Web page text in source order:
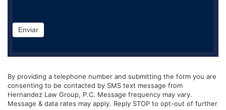
Enviar
By providing a telephone number and submitting the form you are
consenting to be contacted by SMS text message from
Hernandez Law Group, P.C. Message frequency may vary.
Message & data rates may apply. Reply STOP to opt-out of further